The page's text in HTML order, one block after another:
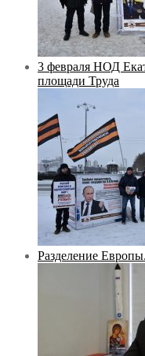
3 февраля НОД
площади Труда
Разделение